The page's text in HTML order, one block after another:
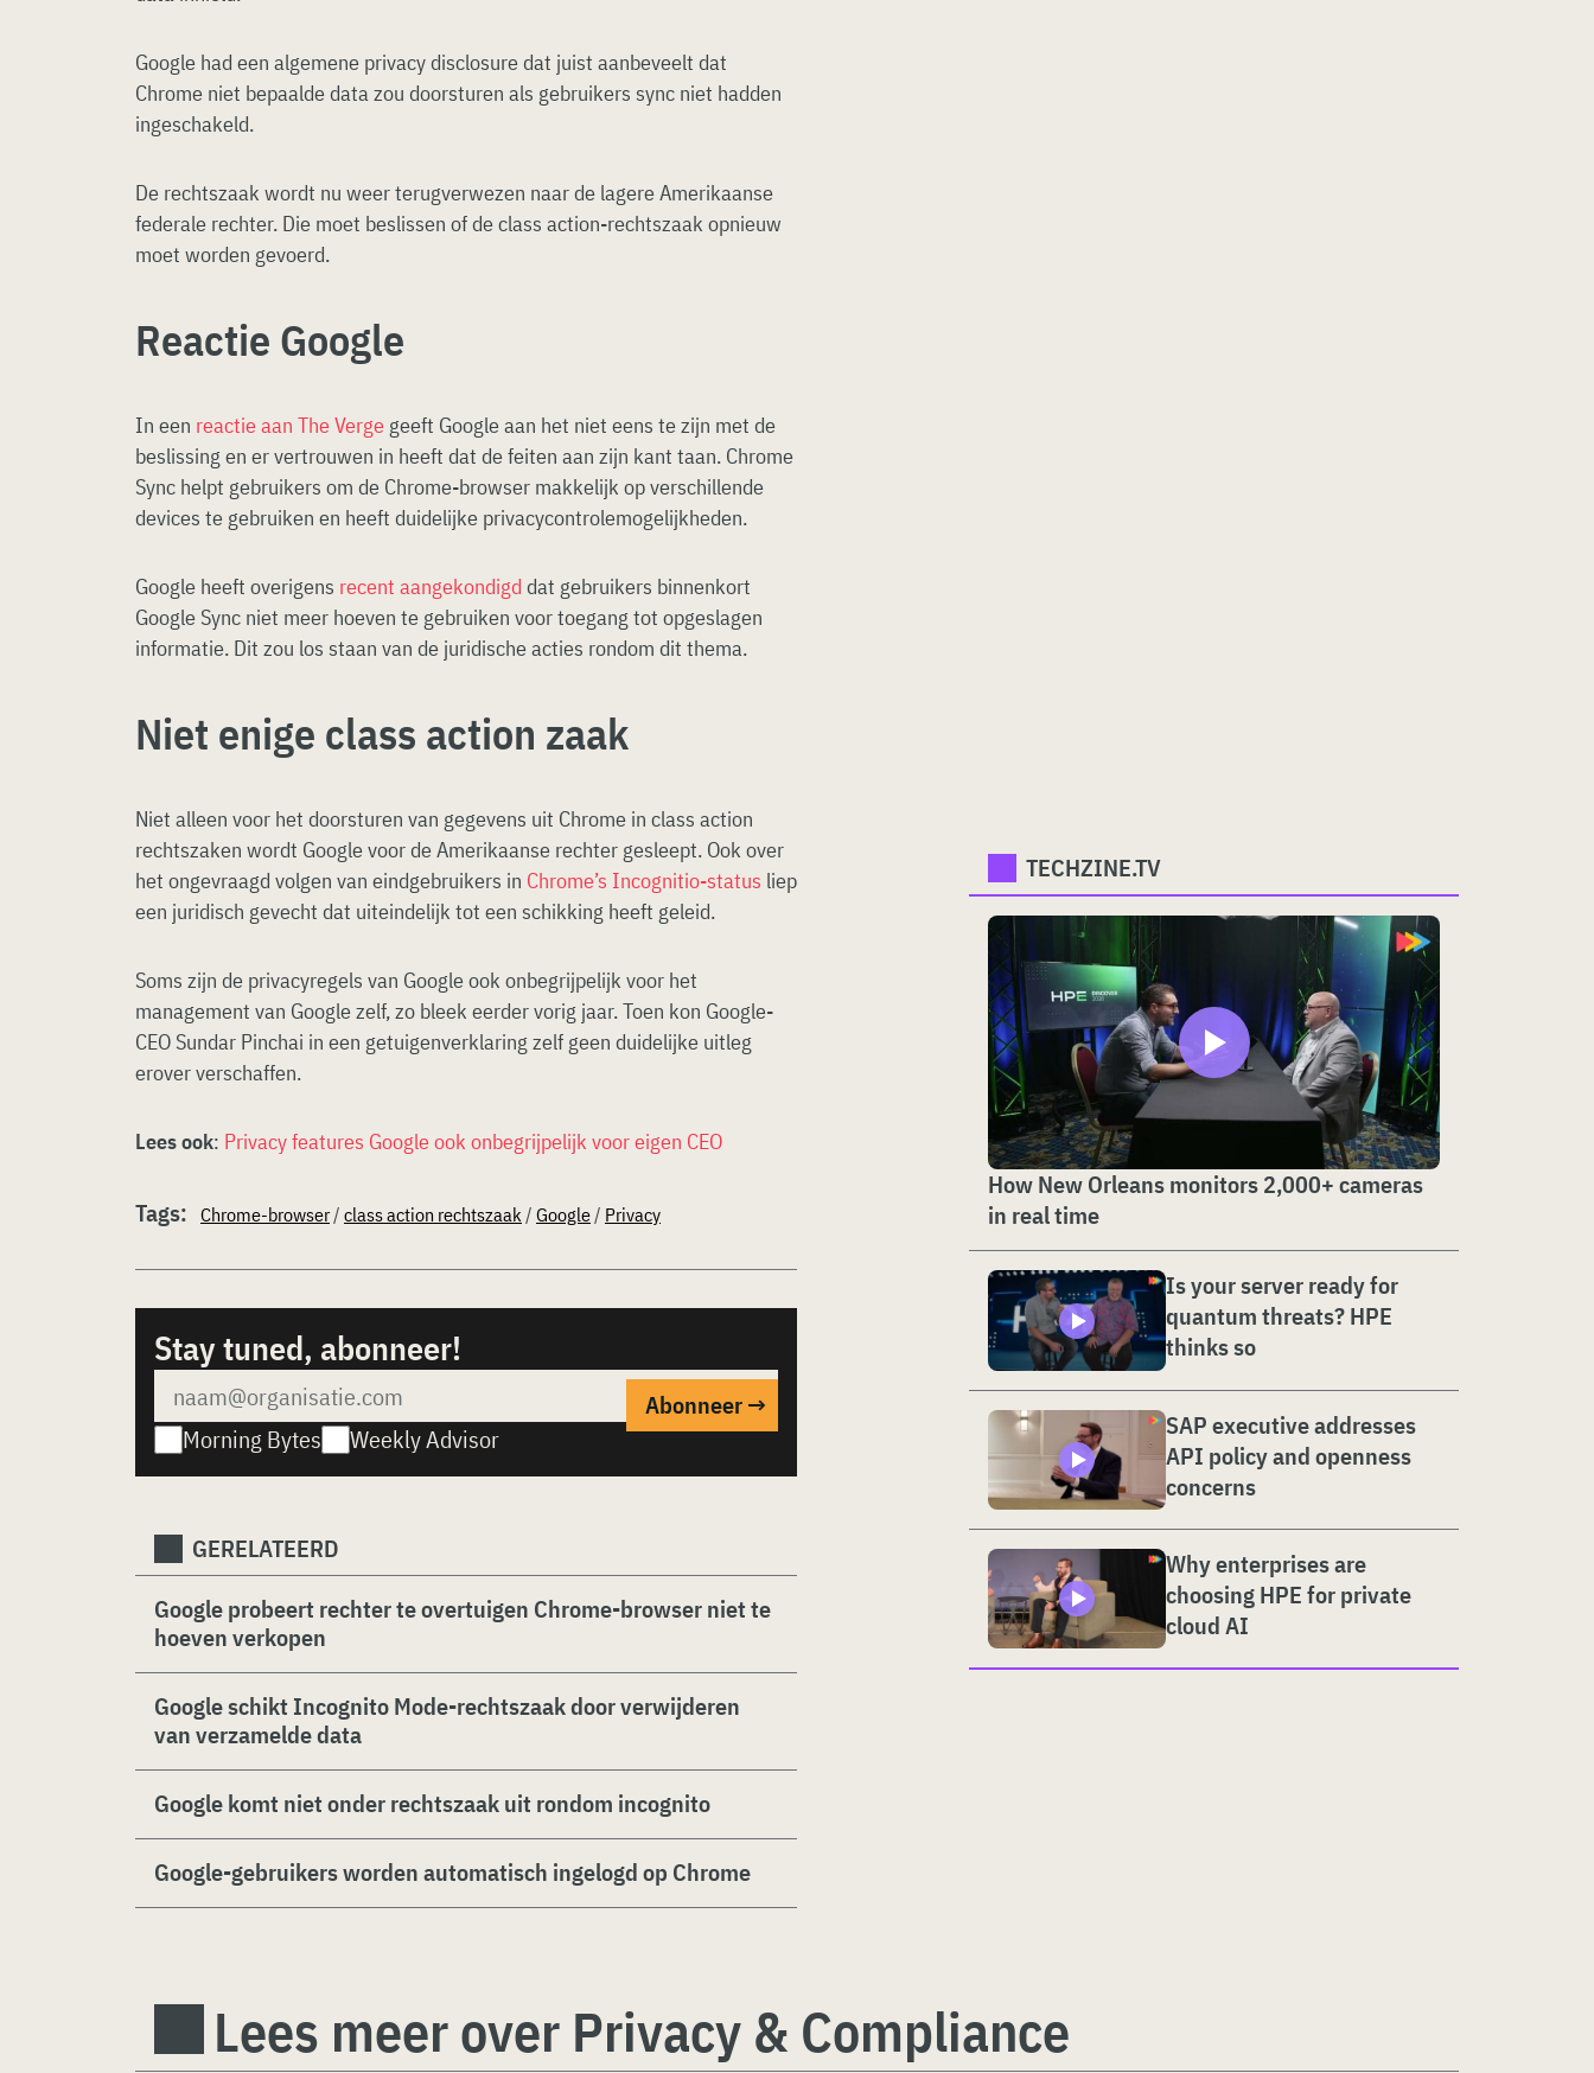
Google had een algemene privacy disclosure dat juist aanbeveelt dat
Chrome niet bepaalde data zou doorsturen als gebruikers sync niet hadden
ingeschakeld.
De rechtszaak wordt nu weer terugverwezen naar de lagere Amerikaanse
federale rechter. Die moet beslissen of de class action-rechtszaak opnieuw
moet worden gevoerd.
Reactie Google
In een reactie aan The Verge geeft Google aan het niet eens te zijn met de
beslissing en er vertrouwen in heeft dat de feiten aan zijn kant taan. Chrome
Sync helpt gebruikers om de Chrome-browser makkelijk op verschillende
devices te gebruiken en heeft duidelijke privacycontrolemogelijkheden.
Google heeft overigens recent aangekondigd dat gebruikers binnenkort
Google Sync niet meer hoeven te gebruiken voor toegang tot opgeslagen
informatie. Dit zou los staan van de juridische acties rondom dit thema.
Niet enige class action zaak
Niet alleen voor het doorsturen van gegevens uit Chrome in class action
rechtszaken wordt Google voor de Amerikaanse rechter gesleept. Ook over
het ongevraagd volgen van eindgebruikers in Chrome’s Incognitio-status liep
een juridisch gevecht dat uiteindelijk tot een schikking heeft geleid.
Soms zijn de privacyregels van Google ook onbegrijpelijk voor het
management van Google zelf, zo bleek eerder vorig jaar. Toen kon Google-
CEO Sundar Pinchai in een getuigenverklaring zelf geen duidelijke uitleg
erover verschaffen.
Lees ook: Privacy features Google ook onbegrijpelijk voor eigen CEO
Tags: Chrome-browser/ class action rechtszaak/ Google/ Privacy
Stay tuned, abonneer!
Morning Bytes Weekly Advisor
GERELATEERD
Google probeert rechter te overtuigen Chrome-browser niet te
hoeven verkopen
Google schikt Incognito Mode-rechtszaak door verwijderen
van verzamelde data
Google komt niet onder rechtszaak uit rondom incognito
Google-gebruikers worden automatisch ingelogd op Chrome
TECHZINE.TV
How New Orleans monitors 2,000+ cameras
in real time
Is your server ready for
quantum threats? HPE
thinks so
SAP executive addresses
API policy and openness
concerns
Why enterprises are
choosing HPE for private
cloud AI
Lees meer over Privacy & Compliance